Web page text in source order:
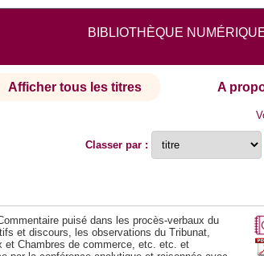
BIBLIOTHÈQUE
Afficher tous les titres A
Classer par :
puisé dans les procès-verbaux du
et discours, les observations du Tribunat,
et Chambres de commerce, etc. etc. et